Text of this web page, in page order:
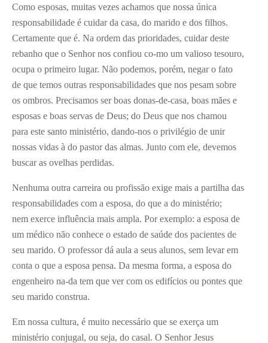
Como esposas, muitas vezes achamos que nossa única
responsabilidade é cuidar da casa, do marido e dos filhos.
Certamente que é. Na ordem das prioridades, cuidar deste
rebanho que o Senhor nos confiou co-mo um valioso tesouro,
ocupa o primeiro lugar. Não podemos, porém, negar o fato
de que temos outras responsabilidades que nos pesam sobre
os ombros. Precisamos ser boas donas-de-casa, boas mães e
esposas e boas servas de Deus; do Deus que nos chamou
para este santo ministério, dando-nos o privilégio de unir
nossas vidas à do pastor das almas. Junto com ele, devemos
buscar as ovelhas perdidas.
Nenhuma outra carreira ou profissão exige mais a partilha das
responsabilidades com a esposa, do que a do ministério;
nem exerce influência mais ampla. Por exemplo: a esposa de
um médico não conhece o estado de saúde dos pacientes de
seu marido. O professor dá aula a seus alunos, sem levar em
conta o que a esposa pensa. Da mesma forma, a esposa do
engenheiro na-da tem que ver com os edifícios ou pontes que
seu marido construa.
Em nossa cultura, é muito necessário que se exerça um
ministério conjugal, ou seja, do casal. O Senhor Jesus